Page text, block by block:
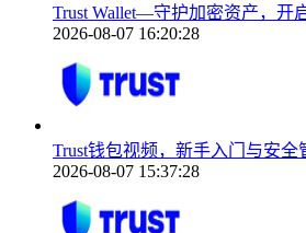
Trust Wallet—守护加密资产，开
2026-08-07 16:20:28
Trust钱包视频，新手入门与安全
2026-08-07 15:37:28